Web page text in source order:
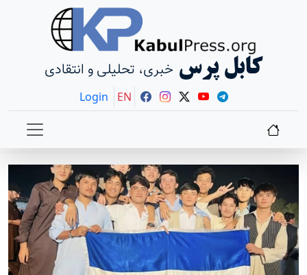
کابل پرس خبری، تحلیلی و انتقادی
Login EN